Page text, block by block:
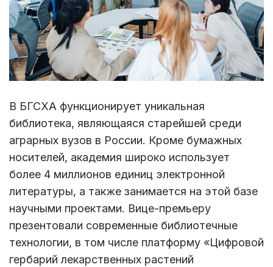
В БГСХА функционирует уникальная
библиотека, являющаяся старейшей среди
аграрных вузов в России. Кроме бумажных
носителей, академия широко использует
более 4 миллионов единиц электронной
литературы, а также занимается на этой базе
научными проектами. Вице-премьеру
презентовали современные библиотечные
технологии, в том числе платформу «Цифровой
гербарий лекарственных растений